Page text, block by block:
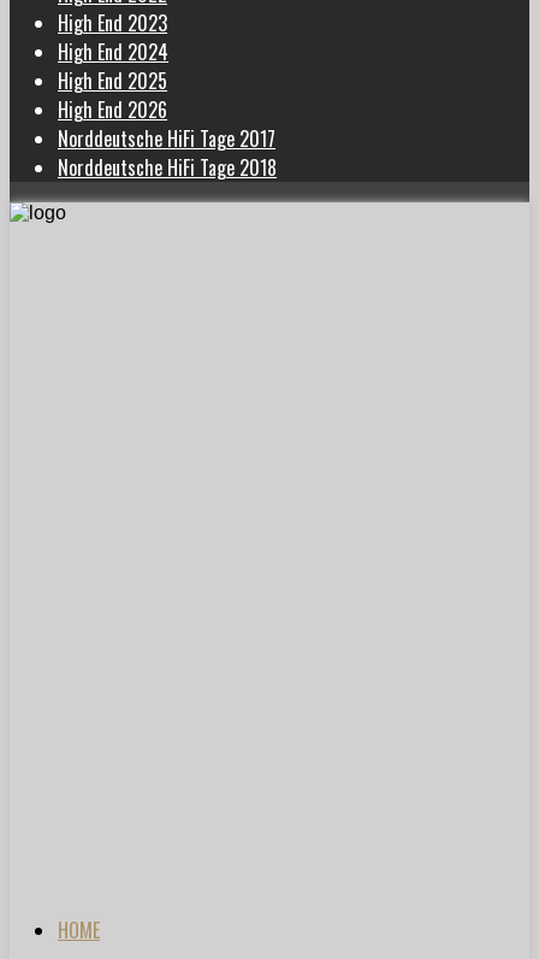
High End 2023
High End 2024
High End 2025
High End 2026
Norddeutsche HiFi Tage 2017
Norddeutsche HiFi Tage 2018
HOME